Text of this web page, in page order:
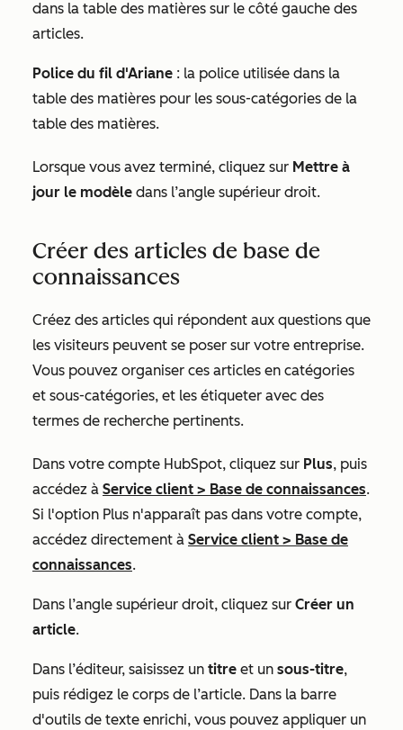
dans la table des matières sur le côté gauche des
articles.
Police du fil d'Ariane : la police utilisée dans la
table des matières pour les sous-catégories de la
table des matières.
Lorsque vous avez terminé, cliquez sur Mettre à
jour le modèle dans l’angle supérieur droit.
Créer des articles de base de
connaissances
Créez des articles qui répondent aux questions que
les visiteurs peuvent se poser sur votre entreprise.
Vous pouvez organiser ces articles en catégories
et sous-catégories, et les étiqueter avec des
termes de recherche pertinents.
Dans votre compte HubSpot, cliquez sur Plus, puis
accédez à Service client > Base de connaissances.
Si l'option Plus n'apparaît pas dans votre compte,
accédez directement à Service client > Base de
connaissances.
Dans l’angle supérieur droit, cliquez sur Créer un
article.
Dans l’éditeur, saisissez un titre et un sous-titre,
puis rédigez le corps de l’article. Dans la barre
d'outils de texte enrichi, vous pouvez appliquer un